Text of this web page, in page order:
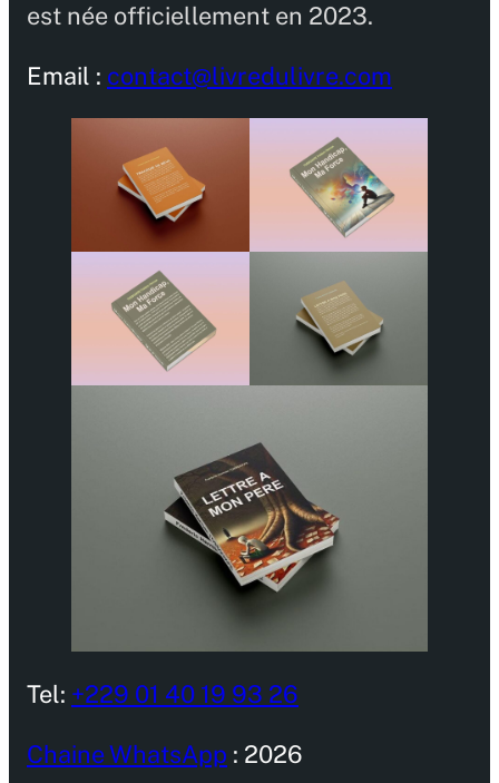
est née officiellement en 2023.
Email : contact@livredulivre.com
Tel: +229 01 40 19 93 26
Chaine WhatsApp : 2026